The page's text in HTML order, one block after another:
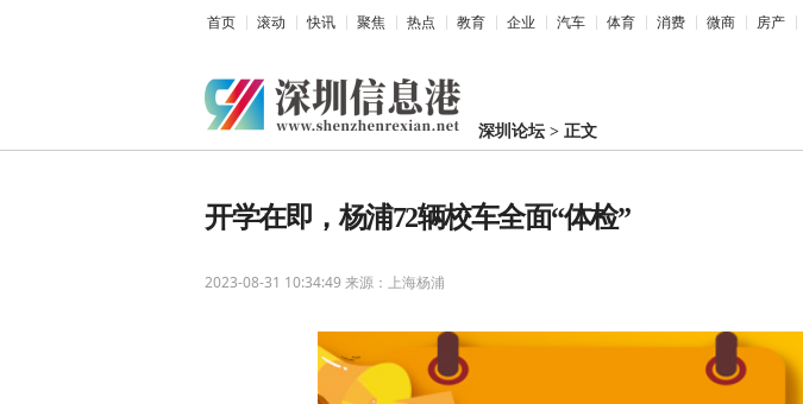
首页 滚动 快讯 聚焦 热点 教育 企业 汽车 体育 消费 微商 房产
深圳论坛> 正文
开学在即，杨浦72辆校车全面“体检”
2023-08-31 10:34:49 来源：上海杨浦